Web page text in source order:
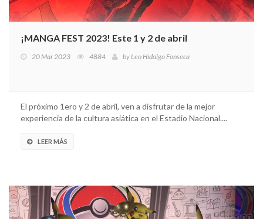
¡MANGA FEST 2023! Este 1 y 2 de abril
20 Mar 2023 4884 byLeo Hidalgo Fonseca
El próximo 1ero y 2 de abril, ven a disfrutar de la mejor
experiencia de la cultura asiática en el Estadio Nacional....
LEER MÁS